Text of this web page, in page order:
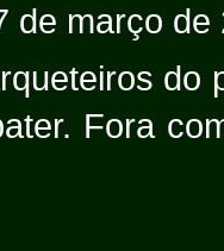
de março de
do
Fora